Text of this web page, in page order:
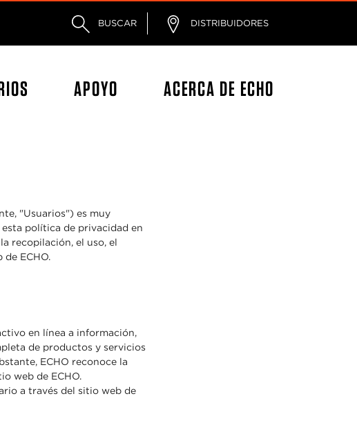
BUSCAR DISTRIBUIDORES
APOYO ACERCA DE ECHO
"Usuarios") es muy
política de privacidad en
recopilación, el uso, el
ECHO.
en línea a información,
de productos y servicios
ECHO reconoce la
web de ECHO.
a través del sitio web de